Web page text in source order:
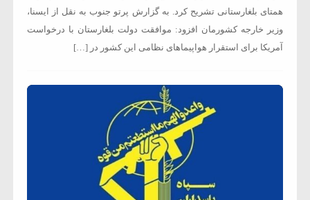
همتای بلغارستانی تشریح کرد. به گزارش پرتو جنوب به نقل از ایسنا،
وزیر خارجه کشورمان افزود: موافقت دولت بلغارستان با درخواست
آمریکا برای استقرار هواپیماهای نظامی این کشور در […]